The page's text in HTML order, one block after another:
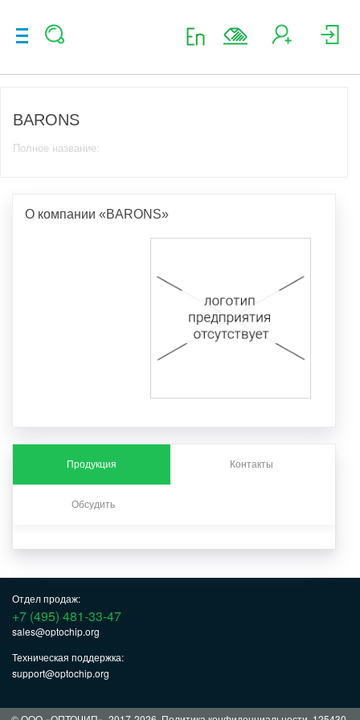
BARONS
Полное название:
О компании «BARONS»
Продукция Контакты
Обсудить
Отдел продаж:
+7 (495) 481-33-47
sales@optochip.org
Техническая поддержка:
support@optochip.org